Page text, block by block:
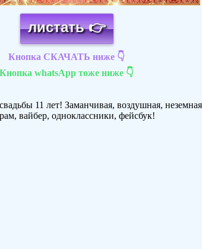
листать 👉
Кнопка СКАЧАТЬ ниже 👇
Кнопка whatsApp тоже ниже 👇
11 лет! Заманчивая, воздушная,
вайбер, одноклассники, фейсбук!